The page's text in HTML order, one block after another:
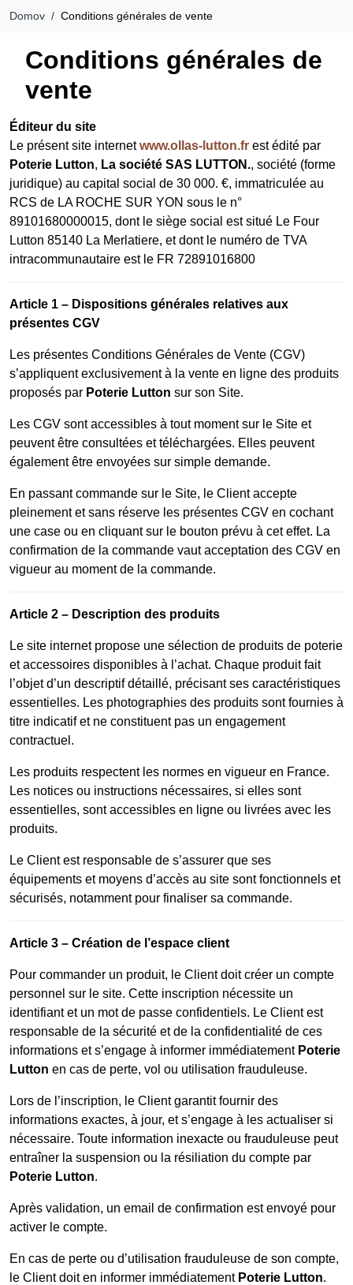
Domov Conditions générales de vente
Conditions générales de
vente
Éditeur du site
Le présent site internetwww.ollas-lutton.fr est édité par
Poterie Lutton, La société SAS LUTTON., société (forme
juridique) au capital social de 30 000. €, immatriculée au
RCS de LA ROCHE SUR YON sous le n°
89101680000015, dont le siège social est situé Le Four
Lutton 85140 La Merlatiere, et dont le numéro de TVA
intracommunautaire est le FR 72891016800
Article 1 – Dispositions générales relatives aux
présentes CGV
Les présentes Conditions Générales de Vente (CGV)
s’appliquent exclusivement à la vente en ligne des produits
proposés par Poterie Lutton sur son Site.
Les CGV sont accessibles à tout moment sur le Site et
peuvent être consultées et téléchargées. Elles peuvent
également être envoyées sur simple demande.
En passant commande sur le Site, le Client accepte
pleinement et sans réserve les présentes CGV en cochant
une case ou en cliquant sur le bouton prévu à cet effet. La
confirmation de la commande vaut acceptation des CGV en
vigueur au moment de la commande.
Article 2 – Description des produits
Le site internet propose une sélection de produits de poterie
et accessoires disponibles à l’achat. Chaque produit fait
l’objet d’un descriptif détaillé, précisant ses caractéristiques
essentielles. Les photographies des produits sont fournies à
titre indicatif et ne constituent pas un engagement
contractuel.
Les produits respectent les normes en vigueur en France.
Les notices ou instructions nécessaires, si elles sont
essentielles, sont accessibles en ligne ou livrées avec les
produits.
Le Client est responsable de s’assurer que ses
équipements et moyens d’accès au site sont fonctionnels et
sécurisés, notamment pour finaliser sa commande.
Article 3 – Création de l’espace client
Pour commander un produit, le Client doit créer un compte
personnel sur le site. Cette inscription nécessite un
identifiant et un mot de passe confidentiels. Le Client est
responsable de la sécurité et de la confidentialité de ces
informations et s’engage à informer immédiatement Poterie
Lutton en cas de perte, vol ou utilisation frauduleuse.
Lors de l’inscription, le Client garantit fournir des
informations exactes, à jour, et s’engage à les actualiser si
nécessaire. Toute information inexacte ou frauduleuse peut
entraîner la suspension ou la résiliation du compte par
Poterie Lutton.
Après validation, un email de confirmation est envoyé pour
activer le compte.
En cas de perte ou d’utilisation frauduleuse de son compte,
le Client doit en informer immédiatement Poterie Lutton.